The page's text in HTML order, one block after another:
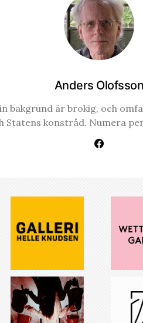
Anders Olofsson
bakgrund är brokig, och
Statens konstråd. Numera